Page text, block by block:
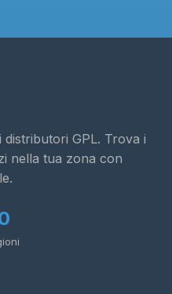
GPL. Trova i
nella tua zona con